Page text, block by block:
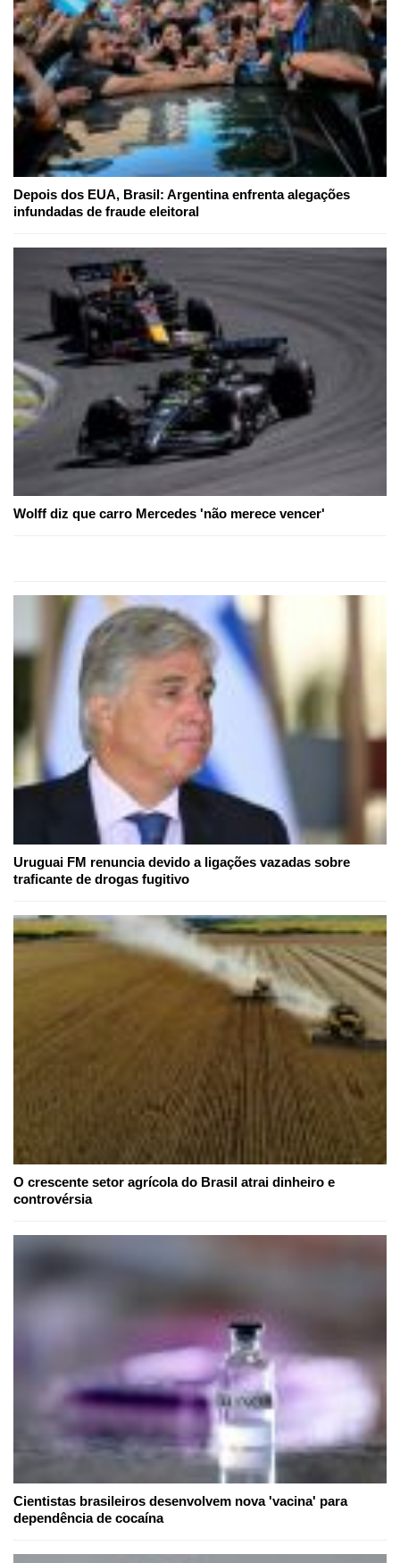
Depois dos EUA, Brasil: Argentina enfrenta alegações
infundadas de fraude eleitoral
Wolff diz que carro Mercedes 'não merece vencer'
Uruguai FM renuncia devido a ligações vazadas sobre
traficante de drogas fugitivo
O crescente setor agrícola do Brasil atrai dinheiro e
controvérsia
Cientistas brasileiros desenvolvem nova 'vacina' para
dependência de cocaína